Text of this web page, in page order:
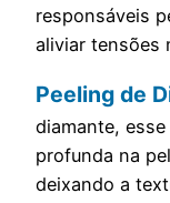
responsáveis
aliviar tensões
Peeling de
diamante,
profunda na
deixando a